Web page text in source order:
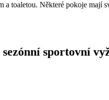
toaletou. Některé pokoje
sezónní sportovní